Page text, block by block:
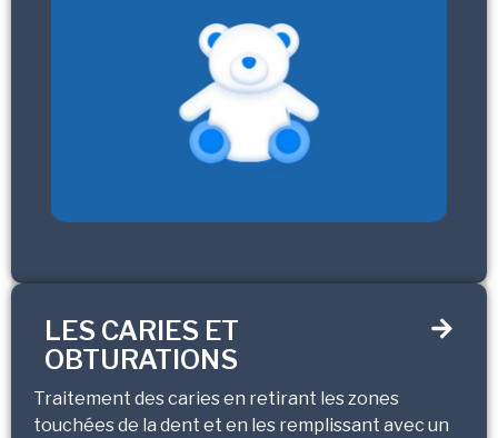
LES CARIES ET
OBTURATIONS
Traitement des caries en retirant les zones
touchées de la dent et en les remplissant avec un